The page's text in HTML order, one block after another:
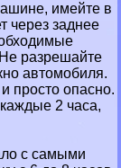
имейте в
через заднее
разрешайте
автомобиля.
просто опасно.
2 часа,
с самыми